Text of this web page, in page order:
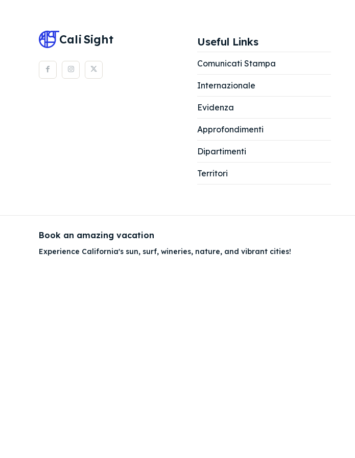
CaliSight Useful Links
Comunicati Stampa
Internazionale
Evidenza
Approfondimenti
Dipartimenti
Territori
Book an amazing vacation
Experience California's sun, surf, wineries, nature, and vibrant cities!